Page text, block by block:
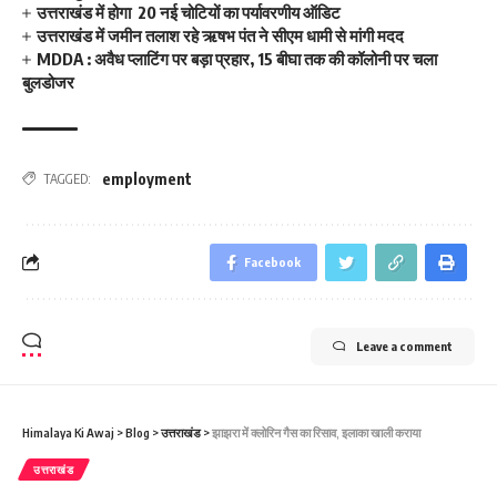
उत्तराखंड में होगा 20 नई चोटियों का पर्यावरणीय ऑडिट
उत्तराखंड में जमीन तलाश रहे ऋषभ पंत ने सीएम धामी से मांगी मदद
MDDA : अवैध प्लाटिंग पर बड़ा प्रहार, 15 बीघा तक की कॉलोनी पर चला
बुलडोजर
TAGGED: employment
Facebook
Leave a comment
Himalaya Ki Awaj >Blog >उत्तराखंड>झाझरा में क्‍लोरिन गैस का रिसाव, इलाका खाली कराया
उत्तराखंड